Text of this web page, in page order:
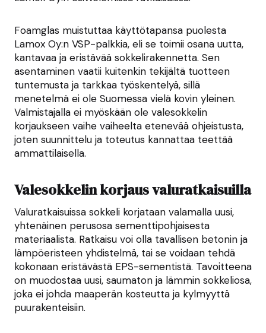
Foamglas muistuttaa käyttötapansa puolesta
Lamox Oy:n VSP-palkkia, eli se toimii osana uutta,
kantavaa ja eristävää sokkelirakennetta. Sen
asentaminen vaatii kuitenkin tekijältä tuotteen
tuntemusta ja tarkkaa työskentelyä, sillä
menetelmä ei ole Suomessa vielä kovin yleinen.
Valmistajalla ei myöskään ole valesokkelin
korjaukseen vaihe vaiheelta etenevää ohjeistusta,
joten suunnittelu ja toteutus kannattaa teettää
ammattilaisella.
Valesokkelin korjaus valuratkaisuilla
Valuratkaisuissa sokkeli korjataan valamalla uusi,
yhtenäinen perusosa sementtipohjaisesta
materiaalista. Ratkaisu voi olla tavallisen betonin ja
lämpöeristeen yhdistelmä, tai se voidaan tehdä
kokonaan eristävästä EPS-sementistä. Tavoitteena
on muodostaa uusi, saumaton ja lämmin sokkeliosa,
joka ei johda maaperän kosteutta ja kylmyyttä
puurakenteisiin.